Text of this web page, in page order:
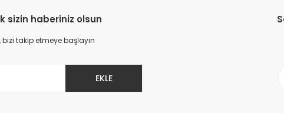
sizin haberiniz olsun
takip etmeye başlayın
EKLE